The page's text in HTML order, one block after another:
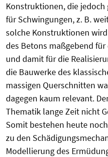
Konstruktionen, die
für Schwingungen, z. B.
solche Konstruktionen
des Betons maßgebend
und damit für die
die Bauwerke des
massigen Querschnitten
dagegen kaum relevant.
Thematik lange Zeit nicht
Somit bestehen heute
zu den
Modellierung des